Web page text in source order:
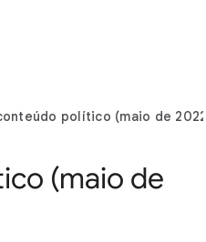
político (maio de 2022)
(maio de